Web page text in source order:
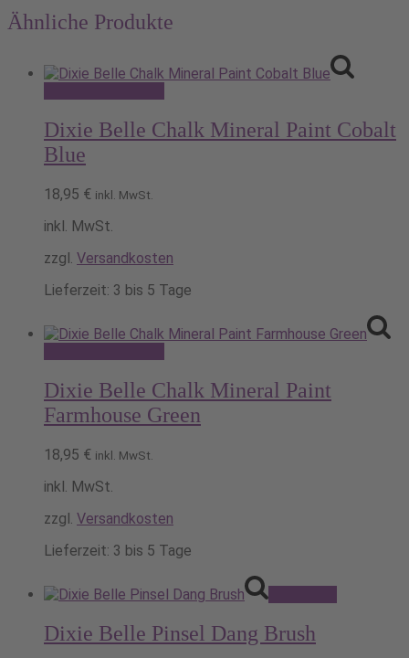
Ähnliche Produkte
weist
mehrere
der
Produktseite
gewählt
Dixie Belle Chalk Mineral Paint Cobalt
Blue
18,95 € inkl. MwSt.
inkl. MwSt.
zzgl. Versandkosten
Lieferzeit: 3 bis 5 Tage
weist
mehrere
Varianten
der
Produktseite
gewählt
Dixie Belle Chalk Mineral Paint
Farmhouse Green
18,95 € inkl. MwSt.
inkl. MwSt.
zzgl. Versandkosten
Lieferzeit: 3 bis 5 Tage
Dixie Belle Pinsel Dang Brush